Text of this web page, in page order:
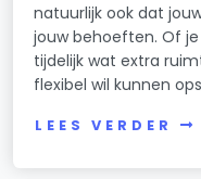
natuurlijk ook dat
jouw behoeften. Of
tijdelijk wat extra
flexibel wil kunnen
LEES VERDER